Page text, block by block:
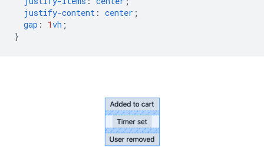
justify-content : center ;
gap : 1vh ;
}